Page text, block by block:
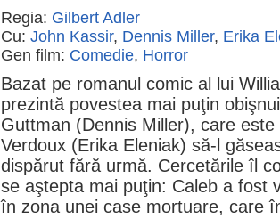
Regia: Gilbert Adler
Cu: John Kassir, Dennis Miller, Erika
Gen film: Comedie, Horror
Bazat pe romanul comic al lui
prezintă povestea mai puţin
Guttman (Dennis Miller), care
Verdoux (Erika Eleniak) să-l
dispărut fără urmă. Cercetările îl
se aştepta mai puţin: Caleb a fost
în zona unei case mortuare, care